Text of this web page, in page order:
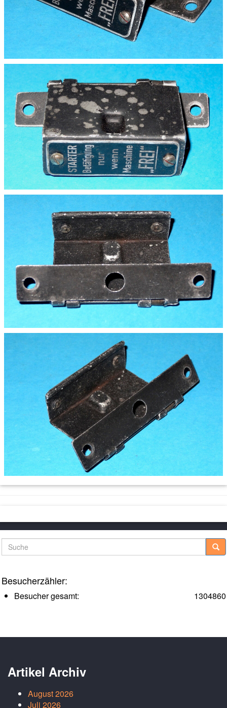
Suche
Besucherzähler:
1304860
Besucher gesamt:
Artikel Archiv
August 2026
Juli 2026